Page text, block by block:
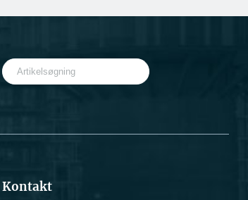
S
e
c
Kontakt